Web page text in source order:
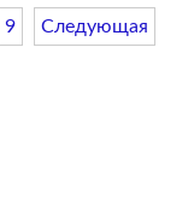
Уровень.
9 Следующая